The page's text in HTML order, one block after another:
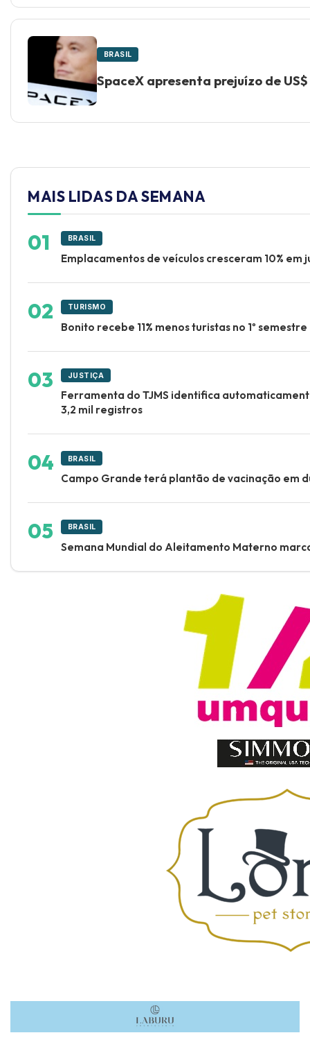
BRASIL
SpaceX apresenta prejuízo de
MAIS LIDAS DA SEMANA
BRASIL
Emplacamentos de veículos cresceram 10% em
TURISMO
Bonito recebe 11% menos turistas no 1º
JUSTIÇA
Ferramenta do TJMS identifica
3,2 mil registros
BRASIL
Campo Grande terá plantão de vacinação em
BRASIL
Semana Mundial do Aleitamento Materno